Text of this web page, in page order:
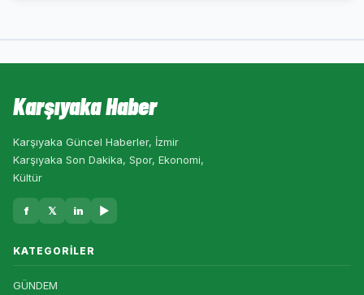
Karşıyaka Haber
Karşıyaka Güncel Haberler, İzmir
Karşıyaka Son Dakika, Spor, Ekonomi,
Kültür
f 𝕏 in ▶
KATEGORILER
GÜNDEM